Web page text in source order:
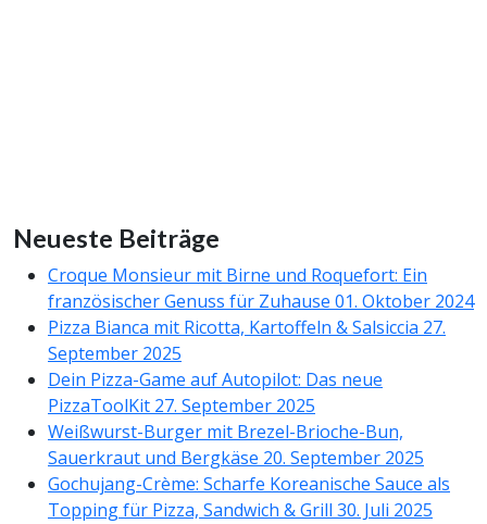
Neueste Beiträge
Croque Monsieur mit Birne und Roquefort: Ein
französischer Genuss für Zuhause 01. Oktober 2024
Pizza Bianca mit Ricotta, Kartoffeln & Salsiccia 27.
September 2025
Dein Pizza-Game auf Autopilot: Das neue
PizzaToolKit 27. September 2025
Weißwurst-Burger mit Brezel-Brioche-Bun,
Sauerkraut und Bergkäse 20. September 2025
Gochujang-Crème: Scharfe Koreanische Sauce als
Topping für Pizza, Sandwich & Grill 30. Juli 2025